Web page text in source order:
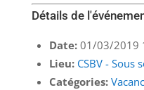
Détails de
Date: 01/03/2019
Lieu: CSBV - Sous
Catégories: